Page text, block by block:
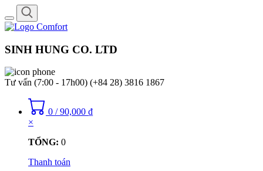
Toggle
navigation
SINH HUNG CO. LTD
Tư vấn (7:00 - 17h00) (+84 28) 3816 1867
0 / 90,000 ₫
×
TỔNG: 0
Thanh toán